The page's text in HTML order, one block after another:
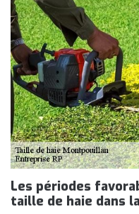
Les périodes
taille de haie dans